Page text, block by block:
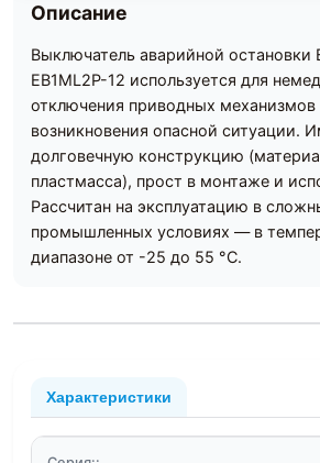
Описание
Выключатель аварийной остановки
EB1ML2P-12 используется для
отключения приводных механизмов
возникновения опасной ситуации.
долговечную конструкцию
пластмасса), прост в монтаже и
Рассчитан на эксплуатацию в
промышленных условиях — в
диапазоне от -25 до 55 °С.
Характеристики